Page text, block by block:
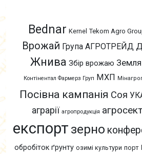
Bednar Kernel Tekom Agro
Врожай Група АГРОТРЕЙД
Жнива Збір врожаю Земля
Контінентал Фармерз Груп МХП
Посівна кампанія Соя
аграрії агропродукція
експорт зерно
обробіток ґрунту озимі культури порт